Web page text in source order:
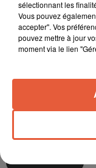
6
sélectionnant les
Vous pouvez
accepter". Vos
pouvez mettre à jour
moment via le lien